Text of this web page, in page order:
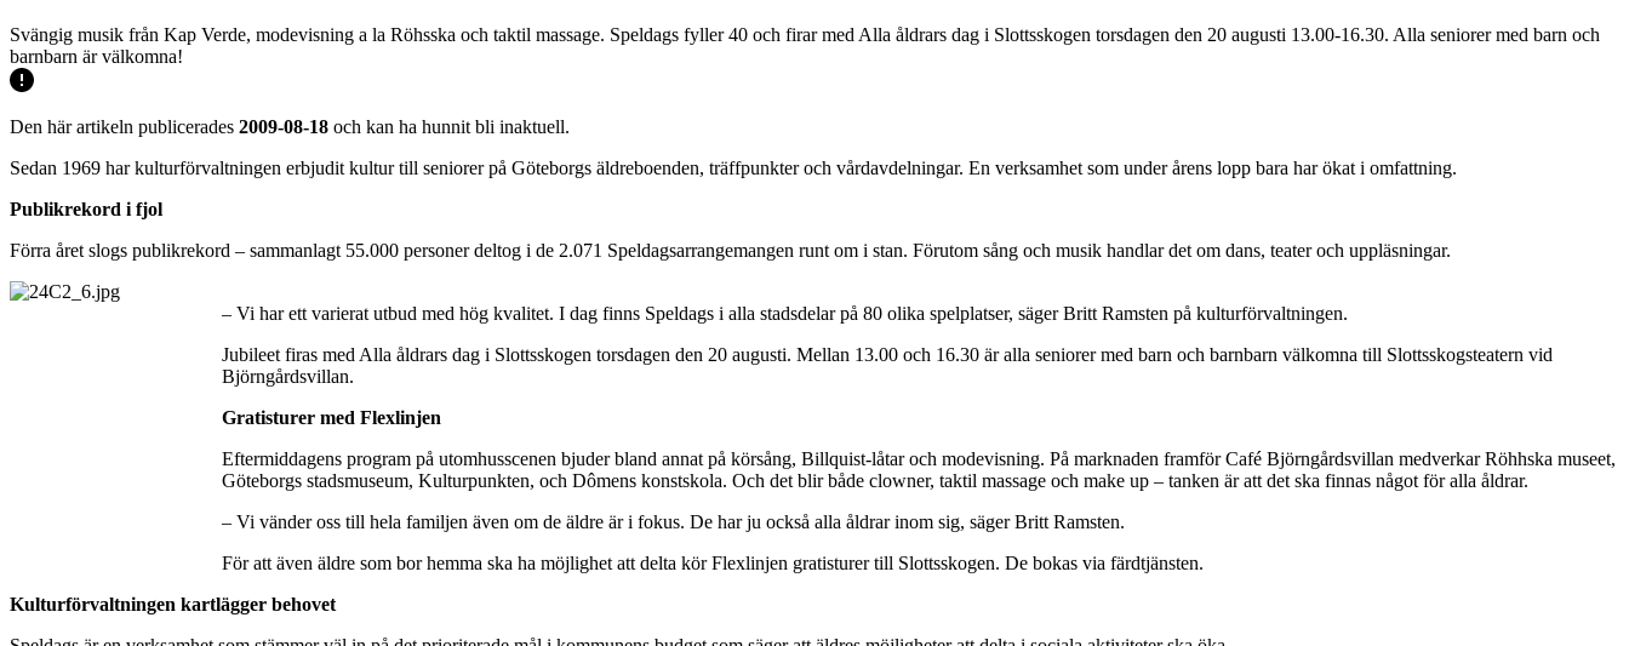
Svängig musik från Kap Verde, modevisning a la Röhsska och taktil massage. Speldags fyller 40 och firar med Alla åldrars dag i Slottsskogen torsdagen den 20 augusti 13.00-16.30. Alla seniorer med barn och
barnbarn är välkomna!
Den här artikeln publicerades 2009-08-18 och kan ha hunnit bli inaktuell.
Sedan 1969 har kulturförvaltningen erbjudit kultur till seniorer på Göteborgs äldreboenden, träffpunkter och vårdavdelningar. En verksamhet som under årens lopp bara har ökat i omfattning.
Publikrekord i fjol
Förra året slogs publikrekord – sammanlagt 55.000 personer deltog i de 2.071 Speldagsarrangemangen runt om i stan. Förutom sång och musik handlar det om dans, teater och uppläsningar.
– Vi har ett varierat utbud med hög kvalitet. I dag finns Speldags i alla stadsdelar på 80 olika spelplatser, säger Britt Ramsten på kulturförvaltningen.
Jubileet firas med Alla åldrars dag i Slottsskogen torsdagen den 20 augusti. Mellan 13.00 och 16.30 är alla seniorer med barn och barnbarn välkomna till Slottsskogsteatern vid
Björngårdsvillan.
Gratisturer med Flexlinjen
Eftermiddagens program på utomhusscenen bjuder bland annat på körsång, Billquist-låtar och modevisning. På marknaden framför Café Björngårdsvillan medverkar Röhhska museet,
Göteborgs stadsmuseum, Kulturpunkten, och Dômens konstskola. Och det blir både clowner, taktil massage och make up – tanken är att det ska finnas något för alla åldrar.
– Vi vänder oss till hela familjen även om de äldre är i fokus. De har ju också alla åldrar inom sig, säger Britt Ramsten.
För att även äldre som bor hemma ska ha möjlighet att delta kör Flexlinjen gratisturer till Slottsskogen. De bokas via färdtjänsten.
Kulturförvaltningen kartlägger behovet